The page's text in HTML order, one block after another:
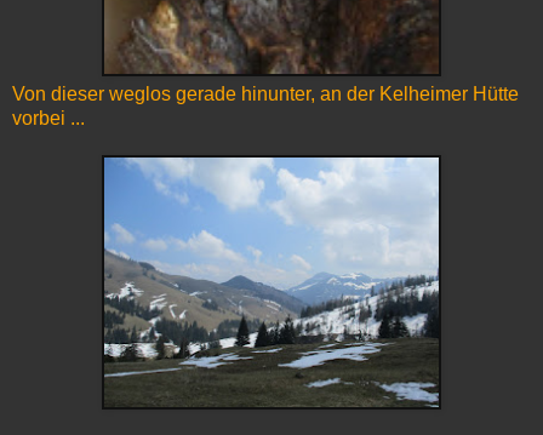
Von dieser weglos gerade hinunter, an der Kelheimer Hütte
vorbei ...